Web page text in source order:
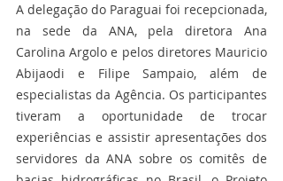
A delegação do Paraguai foi recepcionada,
na sede da ANA, pela diretora Ana
Carolina Argolo e pelos diretores Mauricio
Abijaodi e Filipe Sampaio, além de
especialistas da Agência. Os participantes
tiveram a oportunidade de trocar
experiências e assistir apresentações dos
servidores da ANA sobre os comitês de